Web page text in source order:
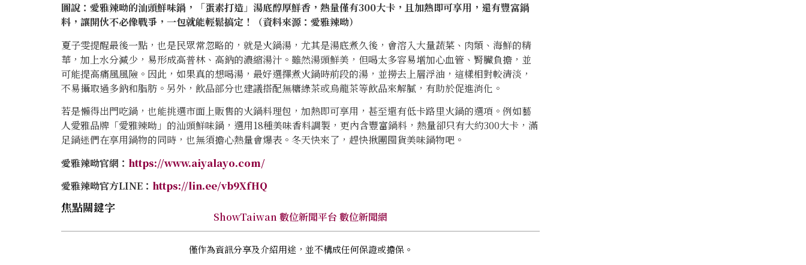
圖說：愛雅辣呦的汕頭鮮味鍋，「蛋素打造」湯底醇厚鮮香，熱量僅有300大卡，且加熱即可享用，還有豐富鍋
料，讓開伙不必像戰爭，一包就能輕鬆搞定！（資料來源：愛雅辣呦）
夏子雯提醒最後一點，也是民眾常忽略的，就是火鍋湯，尤其是湯底煮久後，會溶入大量蔬菜、肉類、海鮮的精
華，加上水分減少，易形成高普林、高鈉的濃縮湯汁。雖然湯頭鮮美，但喝太多容易增加心血管、腎臟負擔，並
可能提高痛風風險。因此，如果真的想喝湯，最好選擇煮火鍋時前段的湯，並撈去上層浮油，這樣相對較清淡，
不易攝取過多鈉和脂肪。另外，飲品部分也建議搭配無糖綠茶或烏龍茶等飲品來解膩，有助於促進消化。
若是懶得出門吃鍋，也能挑選市面上販售的火鍋料理包，加熱即可享用，甚至還有低卡路里火鍋的選項。例如藝
人愛雅品牌「愛雅辣呦」的汕頭鮮味鍋，選用18種美味香料調製，更內含豐富鍋料，熱量卻只有大約300大卡，滿
足鍋迷們在享用鍋物的同時，也無須擔心熱量會爆表。冬天快來了，趕快揪團囤貨美味鍋物吧。
愛雅辣呦官網： https://www.aiyalayo.com/
愛雅辣呦官方LINE： https://lin.ee/vb9XfHQ
焦點關鍵字
ShowTaiwan 數位新聞平台 數位新聞網
僅作為資訊分享及介紹用途，並不構成任何保證或擔保。